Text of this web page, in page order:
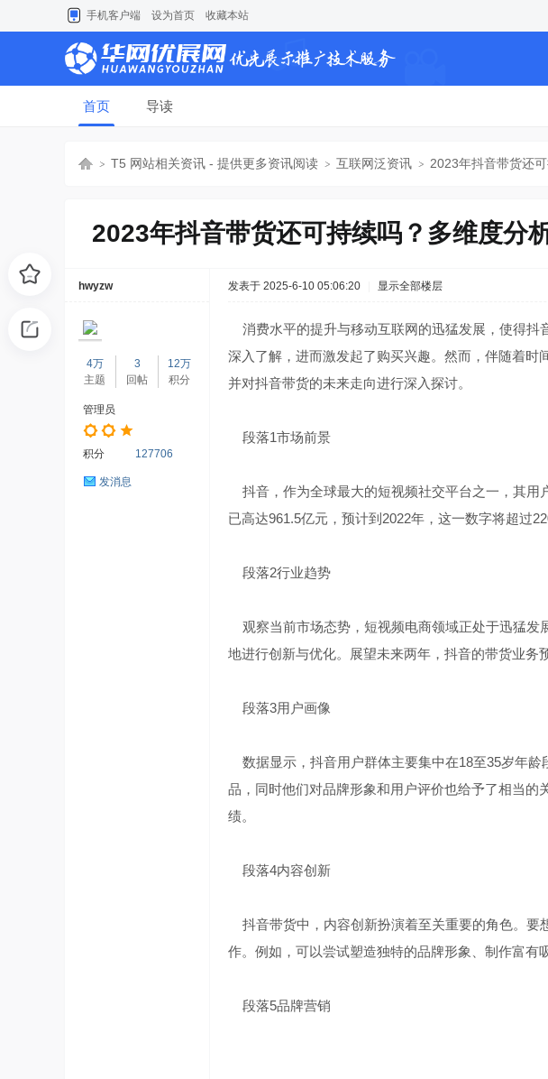
手机客户端 设为首页 收藏本站
首页 导读
华
›
T5 网站相关资讯 - 提供更多资讯阅读
›
互联网泛资讯
›
2023年抖音带货还
2023年抖音带货还可持续吗？多维度分
hwyzw
4万
主题
3
回帖
12万
积分
管理员
积分 127706
发消息
发表于 2025-6-10 05:06:20 显示全部楼层
消费水平的提升与移动互联网的迅猛发展，使得抖
深入了解，进而激发起了购买兴趣。然而，伴随着时
并对抖音带货的未来走向进行深入探讨。
段落1市场前景
抖音，作为全球最大的短视频社交平台之一，其用
已高达961.5亿元，预计到2022年，这一数字将超过
段落2行业趋势
观察当前市场态势，短视频电商领域正处于迅猛发
地进行创新与优化。展望未来两年，抖音的带货业务
段落3用户画像
数据显示，抖音用户群体主要集中在18至35岁年龄
品，同时他们对品牌形象和用户评价也给予了相当
绩。
段落4内容创新
抖音带货中，内容创新扮演着至关重要的角色。要
作。例如，可以尝试塑造独特的品牌形象、制作富有
段落5品牌营销